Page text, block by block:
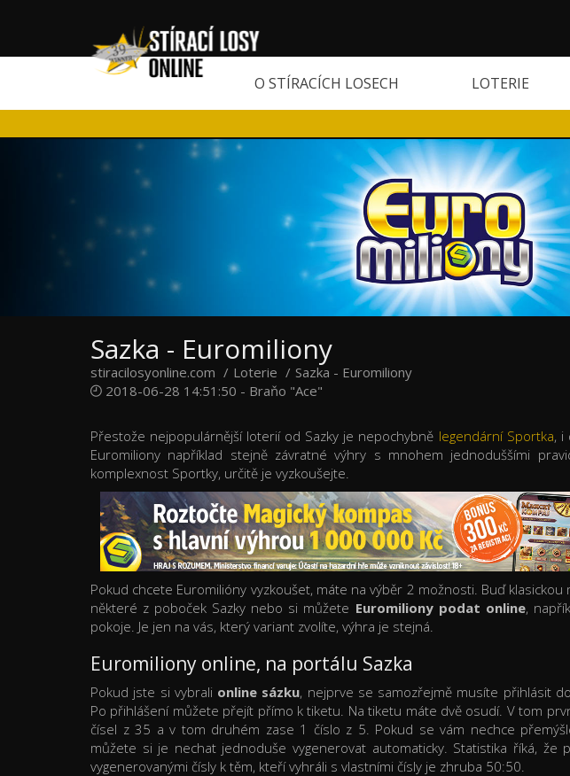
O STÍRACÍCH LOSECH LOTERIE
Sazka - Euromiliony
stiracilosyonline.com Loterie
Sazka - Euromiliony
2018-06-28 14:51:50 - Braňo "Ace"
Přestože nejpopulárnější loterií od Sazky je nepochybně legendární Sportka, i
Euromiliony například stejně závratné výhry s mnohem jednoduššími
komplexnost Sportky, určitě je vyzkoušejte.
Pokud chcete Euromilióny vyzkoušet, máte na výběr 2 možnosti. Buď
některé z poboček Sazky nebo si můžete Euromiliony podat online,
pokoje. Je jen na vás, který variant zvolíte, výhra je stejná.
Euromiliony online, na portálu Sazka
Pokud jste si vybrali online sázku, nejprve se samozřejmě musíte přihlásit
Po přihlášení můžete přejít přímo k tiketu. Na tiketu máte dvě osudí. V tom
čísel z 35 a v tom druhém zase 1 číslo z 5. Pokud se vám nechce
můžete si je nechat jednoduše vygenerovat automaticky. Statistika říká, že
vygenerovanými čísly k těm, kteří vyhráli s vlastními čísly je zhruba 50:50.